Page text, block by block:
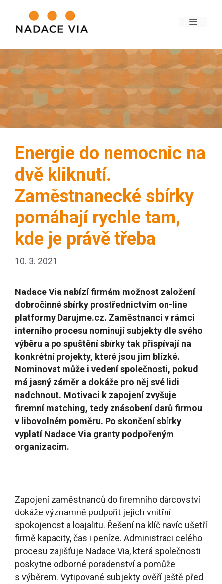
Energie do nemocnic na
dvě kliknutí.
Zaměstnanecké sbírky
pomáhají rychle tam,
kde je právě třeba
10. 3. 2021
Nadace Via nabízí firmám možnost založení
dobročinné sbírky prostřednictvím on-line
platformy Darujme.cz. Zaměstnanci v rámci
interního procesu nominují subjekty dle svého
výběru a po spuštění sbírky tak přispívají na
konkrétní projekty, které jsou jim blízké.
Nominovat může i vedení společnosti, pokud
má jasný záměr a dokáže pro něj své lidi
nadchnout. Motivaci k zapojení zvyšuje
firemní matching, tedy znásobení darů firmou
v libovolném poměru. Po skončení sbírky
vyplatí Nadace Via granty podpořeným
organizacím.
Zapojení zaměstnanců do firemního dárcovství
dokáže významně podpořit jejich vnitřní
spokojenost a loajalitu. Řešení na klíč navíc ušetří
firmě kapacity, čas i peníze. Administraci celého
procesu zajišťuje Nadace Via, která společnosti
poskytne odborné poradenství a pomůže
s výběrem. Vytipované subjekty ověří ještě před